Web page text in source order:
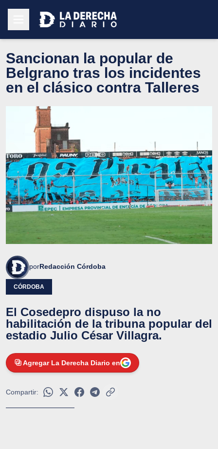
Sancionan la popular de
Belgrano tras los incidentes
en el clásico contra Talleres
porRedacción Córdoba
CÓRDOBA
El Cosedepro dispuso la no
habilitación de la tribuna popular del
estadio Julio César Villagra.
Agregar La Derecha Diario en
Compartir: